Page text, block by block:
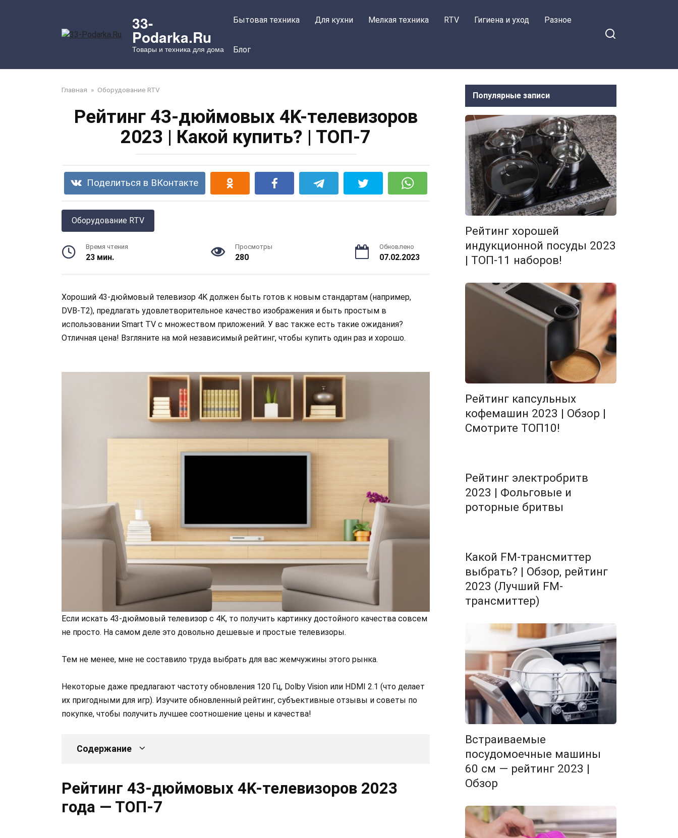
33-
Podarka.Ru
Товары и техника для дома
Бытовая техника Для кухни Мелкая техника RTV Гигиена и уход Разное
Блог
Главная » Оборудование RTV
Рейтинг 43-дюймовых 4K-телевизоров
2023 | Какой купить? | ТОП-7
Поделиться в ВКонтакте
Оборудование RTV
Время чтения
23 мин.
Просмотры
280
Обновлено
07.02.2023
Хороший 43-дюймовый телевизор 4K должен быть готов к новым стандартам (например,
DVB-T2), предлагать удовлетворительное качество изображения и быть простым в
использовании Smart TV с множеством приложений. У вас также есть такие ожидания?
Отличная цена! Взгляните на мой независимый рейтинг, чтобы купить один раз и хорошо.
Если искать 43-дюймовый телевизор с 4K, то получить картинку достойного качества совсем
не просто. На самом деле это довольно дешевые и простые телевизоры.
Тем не менее, мне не составило труда выбрать для вас жемчужины этого рынка.
Некоторые даже предлагают частоту обновления 120 Гц, Dolby Vision или HDMI 2.1 (что делает
их пригодными для игр). Изучите обновленный рейтинг, субъективные отзывы и советы по
покупке, чтобы получить лучшее соотношение цены и качества!
Содержание
Рейтинг 43-дюймовых 4K-телевизоров 2023
года — ТОП-7
Популярные записи
Рейтинг хорошей
индукционной посуды 2023
| ТОП-11 наборов!
Рейтинг капсульных
кофемашин 2023 | Обзор |
Смотрите ТОП10!
Рейтинг электробритв
2023 | Фольговые и
роторные бритвы
Какой FM-трансмиттер
выбрать? | Обзор, рейтинг
2023 (Лучший FM-
трансмиттер)
Встраиваемые
посудомоечные машины
60 см — рейтинг 2023 |
Обзор